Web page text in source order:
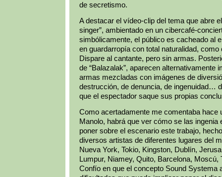
de secretismo.
A destacar el vídeo-clip del tema que abre
singer”, ambientado en un cibercafé-
simbólicamente, el público es cacheado al
en guardarropía con total naturalidad, como
Dispare al cantante, pero sin armas.
de “Balazalak”, aparecen alternativamente
armas mezcladas con imágenes de
destrucción, de denuncia, de ingenuidad…
que el espectador saque sus propias
Como acertadamente me comentaba hace
Manolo, habrá que ver cómo se las ingenia
poner sobre el escenario este trabajo,
diversos artistas de diferentes lugares del
Nueva York, Tokio, Kingston, Dublín,
Lumpur, Niamey, Quito, Barcelona, Moscú,
Confío en que el concepto Sound Systema